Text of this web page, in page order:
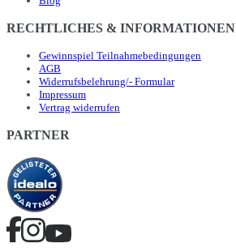
RECHTLICHES & INFORMATIONEN
Gewinnspiel Teilnahmebedingungen
AGB
Widerrufsbelehrung/- Formular
Impressum
Vertrag widerrufen
PARTNER